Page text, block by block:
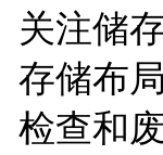
关注储
存储布
检查和